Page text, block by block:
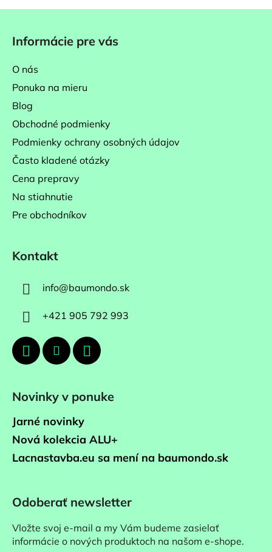
Informácie pre vás
O nás
Ponuka na mieru
Blog
Obchodné podmienky
Podmienky ochrany osobných údajov
Často kladené otázky
Cena prepravy
Na stiahnutie
Pre obchodníkov
Kontakt
info@baumondo.sk
+421 905 792 993
Novinky v ponuke
Jarné novinky
Nová kolekcia ALU+
Lacnastavba.eu sa mení na baumondo.sk
Odoberať newsletter
Vložte svoj e-mail a my Vám budeme zasielať
informácie o nových produktoch na našom e-shope.